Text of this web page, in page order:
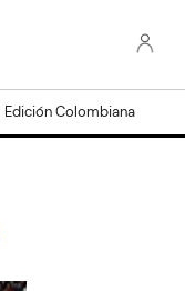
Edición Colombiana